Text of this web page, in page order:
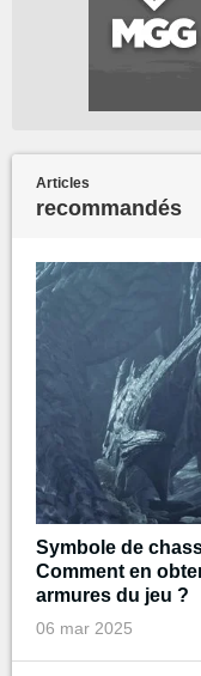
Articles
recommandés
Symbole de
Comment en
armures du jeu ?
06 mar 2025